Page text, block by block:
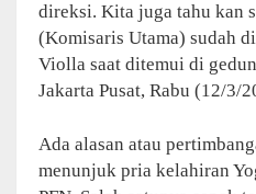
direksi. Kita juga tahu kan
(Komisaris Utama) sudah
Violla saat ditemui di
Jakarta Pusat, Rabu (12/3/
Ada alasan atau
menunjuk pria kelahiran